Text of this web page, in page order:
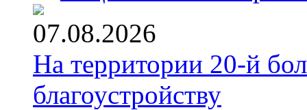
07.08.2026
На территории 20-й
благоустройству